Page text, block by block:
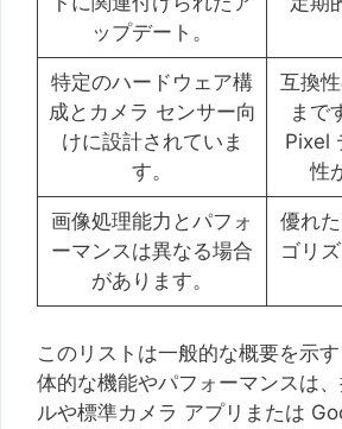
ップデート。
特定のハードウェア構
成とカメラ センサー向
けに設計されていま
す。
互換
まで
Pixel
性
画像処理能力とパフォ
ーマンスは異なる場合
があります。
優れ
ゴリ
このリストは一般的な概要を示
体的な機能やパフォーマンスは
ルや標準カメラ アプリまたは